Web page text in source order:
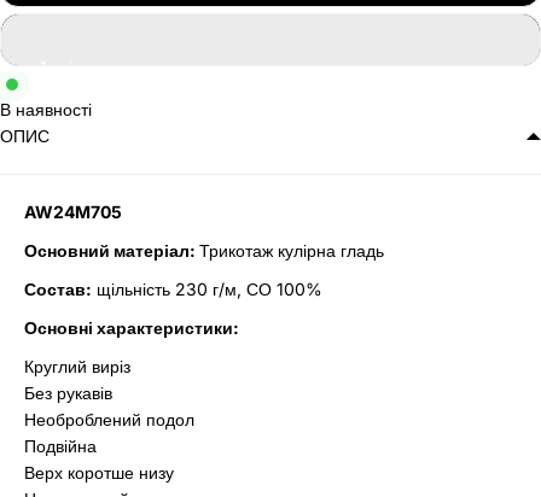
В наявності
ОПИС
AW24M705
Основний матеріал: Трикотаж кулірна гладь
Состав: щільність 230 г/м, СО 100%
Основні характеристики:
Круглий виріз
Без рукавів
Необроблений подол
Подвійна
Верх коротше низу